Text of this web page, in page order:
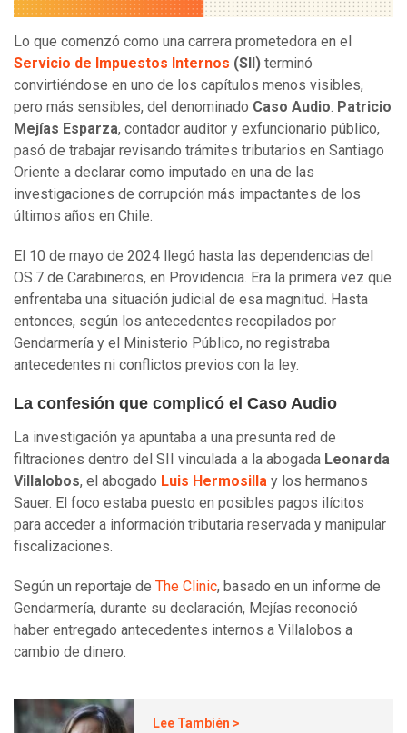
Lo que comenzó como una carrera prometedora en el
Servicio de Impuestos Internos (SII) terminó
convirtiéndose en uno de los capítulos menos visibles,
pero más sensibles, del denominado Caso Audio. Patricio
Mejías Esparza, contador auditor y exfuncionario público,
pasó de trabajar revisando trámites tributarios en Santiago
Oriente a declarar como imputado en una de las
investigaciones de corrupción más impactantes de los
últimos años en Chile.
El 10 de mayo de 2024 llegó hasta las dependencias del
OS.7 de Carabineros, en Providencia. Era la primera vez que
enfrentaba una situación judicial de esa magnitud. Hasta
entonces, según los antecedentes recopilados por
Gendarmería y el Ministerio Público, no registraba
antecedentes ni conflictos previos con la ley.
La confesión que complicó el Caso Audio
La investigación ya apuntaba a una presunta red de
filtraciones dentro del SII vinculada a la abogada Leonarda
Villalobos, el abogado Luis Hermosilla y los hermanos
Sauer. El foco estaba puesto en posibles pagos ilícitos
para acceder a información tributaria reservada y manipular
fiscalizaciones.
Según un reportaje de The Clinic, basado en un informe de
Gendarmería, durante su declaración, Mejías reconoció
haber entregado antecedentes internos a Villalobos a
cambio de dinero.
Lee También >